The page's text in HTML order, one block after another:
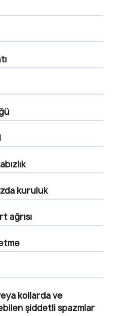
kuruluk
ağrısı
kollarda ve
şiddetli spazmlar